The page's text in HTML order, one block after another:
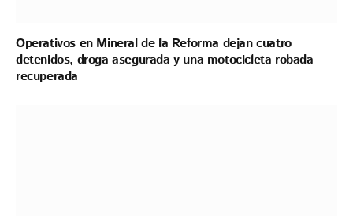
Operativos en Mineral de la Reforma dejan cuatro
detenidos, droga asegurada y una motocicleta robada
recuperada